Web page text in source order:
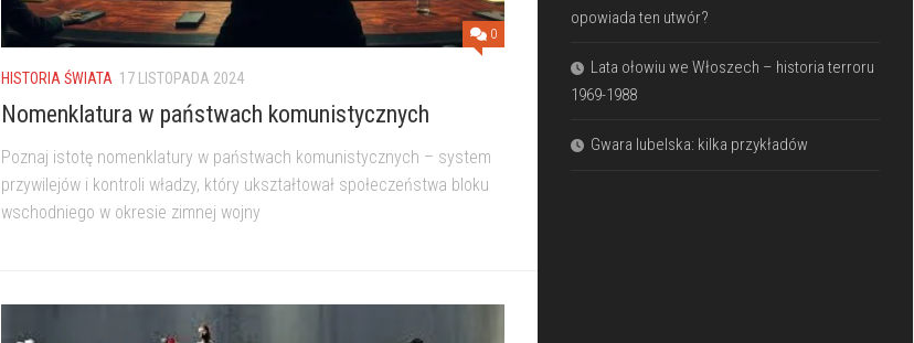
0
HISTORIA ŚWIATA 17 LISTOPADA 2024
Nomenklatura w państwach komunistycznych
Poznaj istotę nomenklatury w państwach komunistycznych – system
przywilejów i kontroli władzy, który ukształtował społeczeństwa bloku
wschodniego w okresie zimnej wojny
opowiada ten utwór?
Lata ołowiu we Włoszech – historia terroru
1969-1988
Gwara lubelska: kilka przykładów